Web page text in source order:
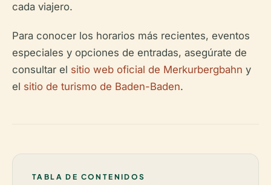
cada viajero.
Para conocer los horarios más recientes, eventos
especiales y opciones de entradas, asegúrate de
consultar el sitio web oficial de Merkurbergbahn y
el sitio de turismo de Baden-Baden.
TABLA DE CONTENIDOS